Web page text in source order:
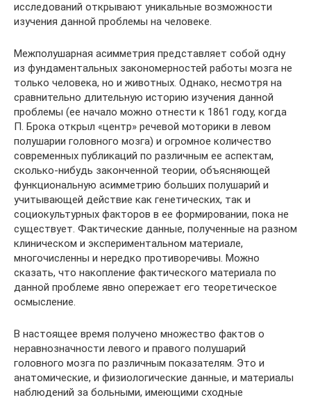
исследований открывают уникальные возможности
изучения данной проблемы на человеке.
Межполушарная асимметрия представляет собой одну
из фундаментальных закономерностей работы мозга не
только человека, но и животных. Однако, несмотря на
сравнительно длительную историю изучения данной
проблемы (ее начало можно отнести к 1861 году, когда
П. Брока открыл «центр» речевой моторики в левом
полушарии головного мозга) и огромное количество
современных публикаций по различным ее аспектам,
сколько-нибудь законченной теории, объясняющей
функциональную асимметрию больших полушарий и
учитывающей действие как генетических, так и
социокультурных факторов в ее формировании, пока не
существует. Фактические данные, полученные на разном
клиническом и экспериментальном материале,
многочисленны и нередко противоречивы. Можно
сказать, что накопление фактического материала по
данной проблеме явно опережает его теоретическое
осмысление.
В настоящее время получено множество фактов о
неравнозначности левого и правого полушарий
головного мозга по различным показателям. Это и
анатомические, и физиологические данные, и материалы
наблюдений за больными, имеющими сходные